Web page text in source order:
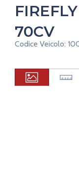
70CV
Codice Veicolo: